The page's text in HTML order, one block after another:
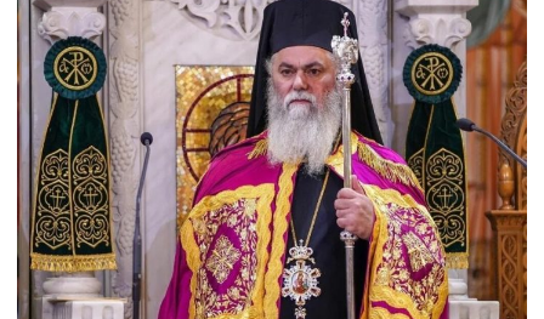
με
τον
Υπουργό,
Μ.
Σχοινά
και
τον
Διοικητή
της
ΑΑΔΕ